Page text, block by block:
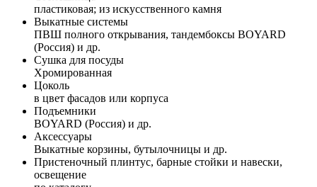
пластиковая; из искусственного камня
Выкатные системы
ПВШ полного открывания, тандембоксы BOYARD
(Россия) и др.
Сушка для посуды
Хромированная
Цоколь
в цвет фасадов или корпуса
Подъемники
BOYARD (Россия) и др.
Аксессуары
Выкатные корзины, бутылочницы и др.
Пристеночный плинтус, барные стойки и навески,
освещение